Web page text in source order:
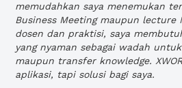
memudahkan saya menemukan
Business Meeting maupun lecture
dosen dan praktisi, saya
yang nyaman sebagai wadah
maupun transfer knowledge.
aplikasi, tapi solusi bagi saya.